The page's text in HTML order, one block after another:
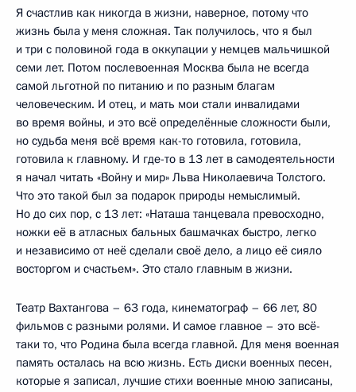
Я счастлив как никогда в жизни, наверное, потому что
жизнь была у меня сложная. Так получилось, что я был
и три с половиной года в оккупации у немцев мальчишкой
семи лет. Потом послевоенная Москва была не всегда
самой льготной по питанию и по разным благам
человеческим. И отец, и мать мои стали инвалидами
во время войны, и это всё определённые сложности были,
но судьба меня всё время как-то готовила, готовила,
готовила к главному. И где-то в 13 лет в самодеятельности
я начал читать «Войну и мир» Льва Николаевича Толстого.
Что это такой был за подарок природы немыслимый.
Но до сих пор, с 13 лет: «Наташа танцевала превосходно,
ножки её в атласных бальных башмачках быстро, легко
и независимо от неё сделали своё дело, а лицо её сияло
восторгом и счастьем». Это стало главным в жизни.
Театр Вахтангова – 63 года, кинематограф – 66 лет, 80
фильмов с разными ролями. И самое главное – это всё-
таки то, что Родина была всегда главной. Для меня военная
память осталась на всю жизнь. Есть диски военных песен,
которые я записал, лучшие стихи военные мною записаны,